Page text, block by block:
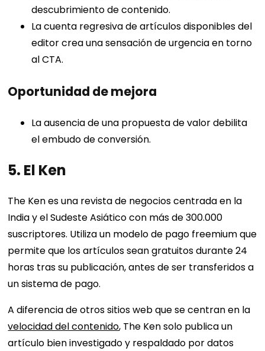
descubrimiento de contenido.
La cuenta regresiva de artículos disponibles del
editor crea una sensación de urgencia en torno
al CTA.
Oportunidad de mejora
La ausencia de una propuesta de valor debilita
el embudo de conversión.
5. El Ken
The Ken es una revista de negocios centrada en la
India y el Sudeste Asiático con más de 300.000
suscriptores. Utiliza un modelo de pago freemium que
permite que los artículos sean gratuitos durante 24
horas tras su publicación, antes de ser transferidos a
un sistema de pago.
A diferencia de otros sitios web que se centran en la
velocidad del contenido, The Ken solo publica un
artículo bien investigado y respaldado por datos